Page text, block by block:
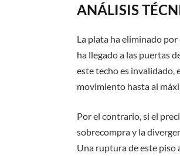
ANÁLISIS
La plata ha eliminado por
ha llegado a las puertas
este techo es invalidado,
movimiento hasta al
Por el contrario, si el
sobrecompra y la
Una ruptura de este piso